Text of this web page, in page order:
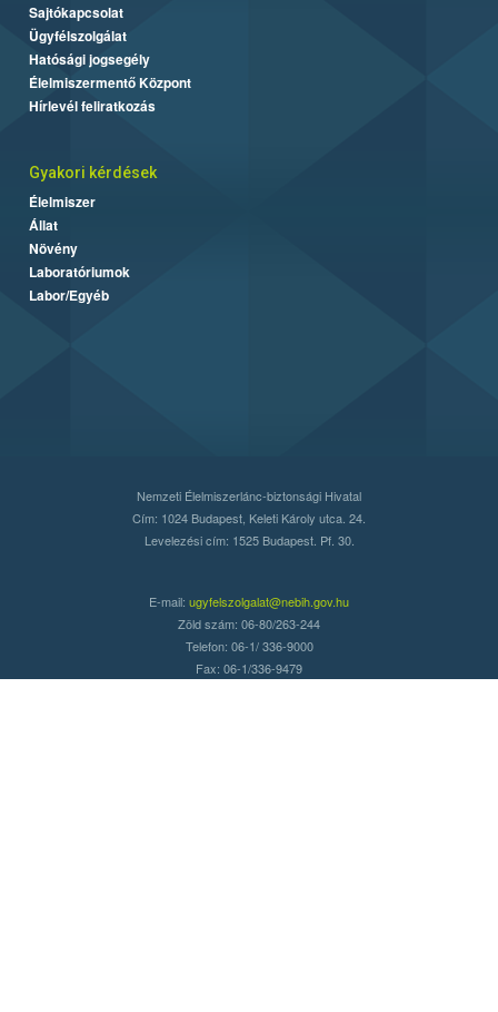
Sajtókapcsolat
Ügyfélszolgálat
Hatósági jogsegély
Élelmiszermentő Központ
Hírlevél feliratkozás
Gyakori kérdések
Élelmiszer
Állat
Növény
Laboratóriumok
Labor/Egyéb
Nemzeti Élelmiszerlánc-biztonsági Hivatal
Cím: 1024 Budapest, Keleti Károly utca. 24.
Levelezési cím: 1525 Budapest. Pf. 30.
E-mail: ugyfelszolgalat@nebih.gov.hu
Zöld szám: 06-80/263-244
Telefon: 06-1/ 336-9000
Fax: 06-1/336-9479